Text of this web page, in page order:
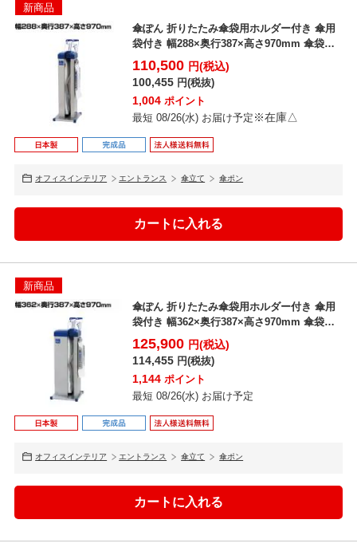
新商品
傘ぽん 折りたたみ傘袋用ホルダー付き 傘用
袋付き 幅288×奥行387×高さ970mm 傘袋ス
タンド...
110,500 円(税込)
100,455 円(税抜)
1,004 ポイント
最短 08/26(水) お届け予定 ※在庫△
オフィスインテリア エントランス 傘立て 傘ポン
新商品
傘ぽん 折りたたみ傘袋用ホルダー付き 傘用
袋付き 幅362×奥行387×高さ970mm 傘袋ス
タンド...
125,900 円(税込)
114,455 円(税抜)
1,144 ポイント
最短 08/26(水) お届け予定
オフィスインテリア エントランス 傘立て 傘ポン